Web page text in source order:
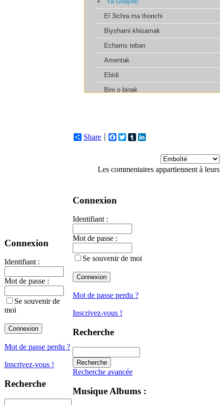
Connexion
Identifiant :
Mot de passe :
Se souvenir de
moi
Mot de passe perdu ?
Inscrivez-vous !
Recherche
Share Facebook
TwitterTumblr
Les commentaires appartiennent à
Connexion
Identifiant :
Mot de passe :
Se souvenir de moi
Mot de passe perdu ?
Inscrivez-vous !
Recherche
Recherche avancée
Musique Albums :